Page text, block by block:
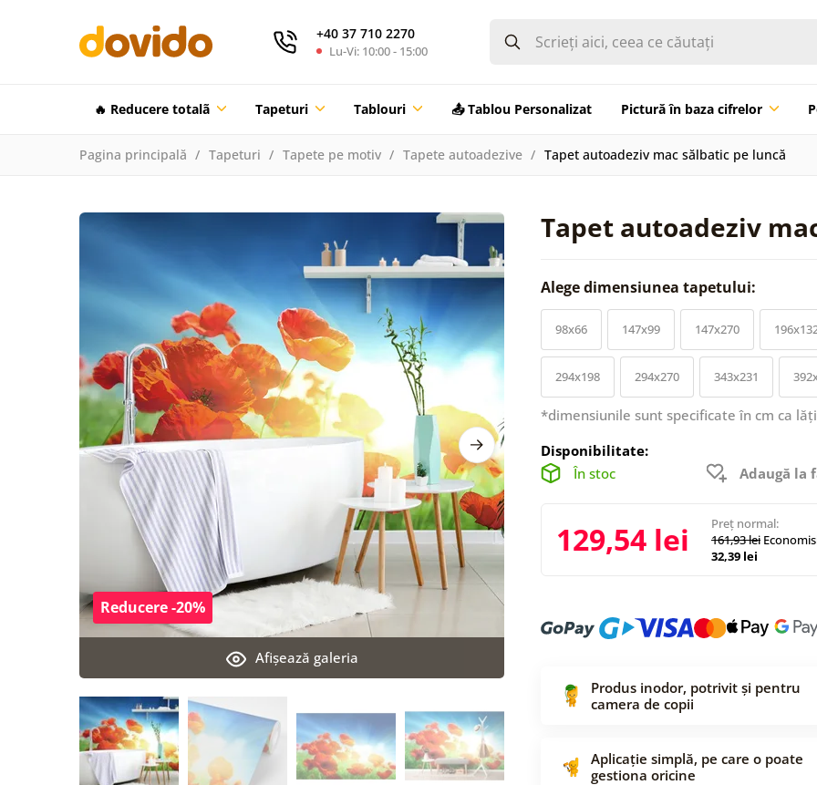
+40 37 710 2270
Lu-Vi: 10:00 - 15:00
🔥 Reducere totalã Tapeturi Tablouri 📤 Tablou Personalizat Pictură în baza cifrelor
Pagina principală Tapeturi Tapete pe motiv Tapete autoadezive Tapet autoadeziv mac sălbatic pe luncă
Tapet autoadeziv
Afişează galeria
Reducere -20%
Alege dimensiunea tapetului:
98x66 147x99 147x270
294x198 294x270 343x231
*dimensiunile sunt specificate în cm ca
Disponibilitate:
În stoc
Adaugă la
129,54 lei
Preț normal:
161,93 lei
32,39 lei
Produs inodor, potrivit și pentru
camera de copii
Aplicație simplă, pe care o poate
gestiona oricine